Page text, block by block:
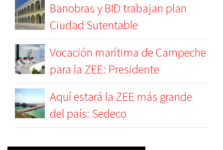
Banobras y BID trabajan plan
Ciudad Sutentable
Vocación marítima de Campeche
para la ZEE: Presidente
Aquí estará la ZEE más grande
del país: Sedeco